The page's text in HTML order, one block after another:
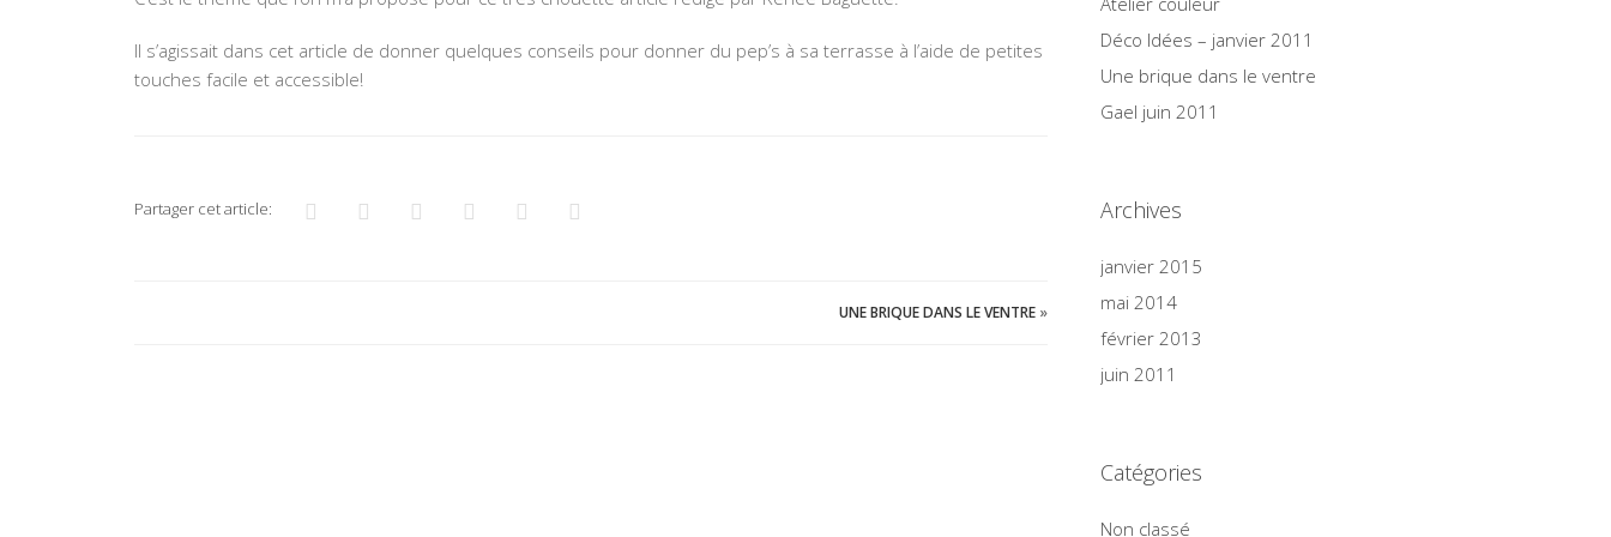
Il s’agissait dans cet article de donner quelques conseils pour donner du pep’s à sa terrasse à l’aide de petites
touches facile et accessible!
Partager cet article:
UNE BRIQUE DANS LE VENTRE»
Déco Idées – janvier 2011
Une brique dans le ventre
Gael juin 2011
Archives
janvier 2015
mai 2014
février 2013
juin 2011
Catégories
Non classé